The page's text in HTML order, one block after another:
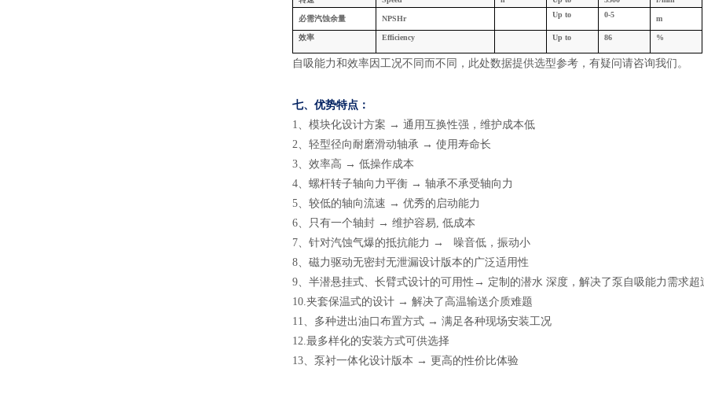
必需汽蚀余量 NPSHr Up to 0-5 m
效率 Efficiency Up to 86 %
自吸能力和效率因工况不同而不同，此处数据提供选型参考，有疑问请咨询我们 。
七、 优势特点：
1、 模块化设计方案 → 通用互换性强，维护成本低
2、 轻型径向耐磨滑动轴承 → 使用寿命长
3、 效率高 → 低操作成本
4、 螺杆转子轴向力平衡 → 轴承不承受轴向力
5、 较低的轴向流速 → 优秀的启动能力
6、 只有一个轴封 → 维护容易, 低成本
7、 针对汽蚀气爆的抵抗能力 → 噪音低，振动小
8、 磁力驱动无密封无泄漏设计版本的广泛适用性
9、 半潜悬挂式、长臂式设计的可用性 → 定制的潜水 深度，解决了泵自吸能力需求超
10.夹套保温式的设计 → 解决了高温输送介质难题
11、 多种进出油口布置方式 → 满足各种现场安装工况
12.最多样化的安装方式可供选择
13、 泵衬一体化设计版本 → 更高的性价比体验